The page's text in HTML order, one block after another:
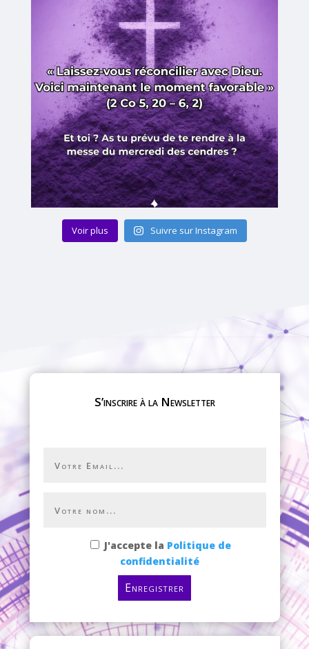
Voir plus Suivre sur Instagram
S’inscrire à la Newsletter
J'accepte la Politique de
confidentialité
Enregistrer